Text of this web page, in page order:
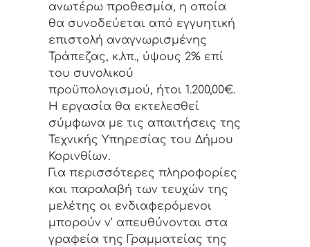
ανωτέρω προθεσμία, η οποία
θα συνοδεύεται από εγγυητική
επιστολή αναγνωρισμένης
Τράπεζας, κ.λπ., ύψους 2% επί
του συνολικού
προϋπολογισμού, ήτοι 1.200,00€.
Η εργασία θα εκτελεσθεί
σύμφωνα με τις απαιτήσεις της
Τεχνικής Υπηρεσίας του Δήμου
Κορινθίων.
Για περισσότερες πληροφορίες
και παραλαβή των τευχών της
μελέτης οι ενδιαφερόμενοι
μπορούν ν’ απευθύνονται στα
γραφεία της Γραμματείας της